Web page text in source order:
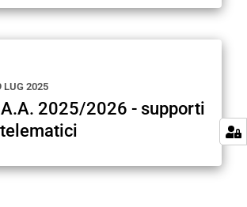
LUG 2025
A.A. 2025/2026 - supporti